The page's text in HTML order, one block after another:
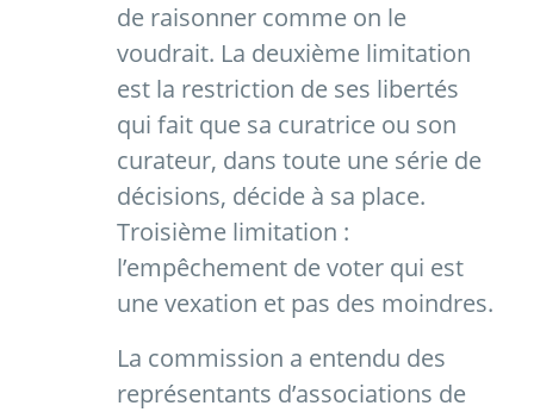
de raisonner comme on le
voudrait. La deuxième limitation
est la restriction de ses libertés
qui fait que sa curatrice ou son
curateur, dans toute une série de
décisions, décide à sa place.
Troisième limitation :
l’empêchement de voter qui est
une vexation et pas des moindres.
La commission a entendu des
représentants d’associations de